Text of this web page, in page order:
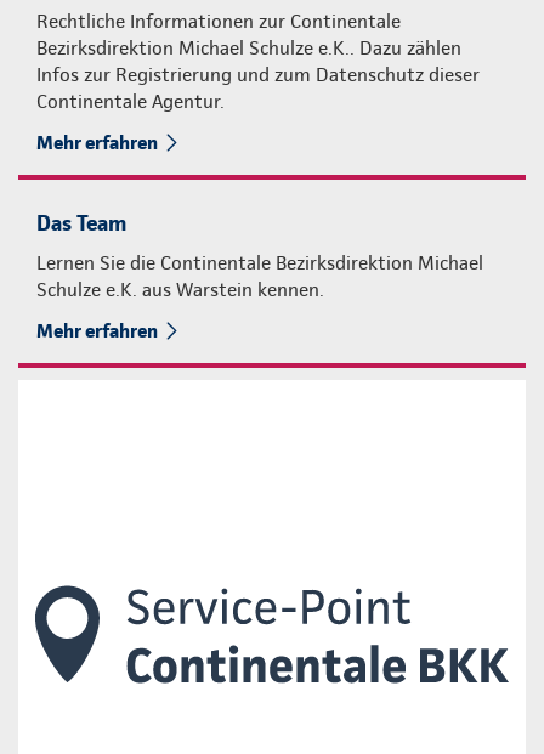
Rechtliche Informationen zur Continentale
Bezirksdirektion Michael Schulze e.K.. Dazu zählen
Infos zur Registrierung und zum Datenschutz dieser
Continentale Agentur.
Mehr erfahren
Das Team
Lernen Sie die Continentale Bezirksdirektion Michael
Schulze e.K. aus Warstein kennen.
Mehr erfahren